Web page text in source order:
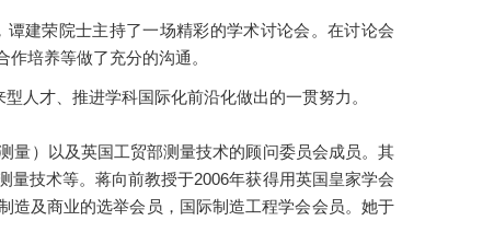
建荣院士主持了一场精彩的学术讨论会。在讨论会
培养等做了充分的沟通。
人才、推进学科国际化前沿化做出的一贯努力。
量）以及英国工贸部测量技术的顾问委员会成员。其
技术等。蒋向前教授于2006年获得用英国皇家学会
造及商业的选举会员，国际制造工程学会会员。她于